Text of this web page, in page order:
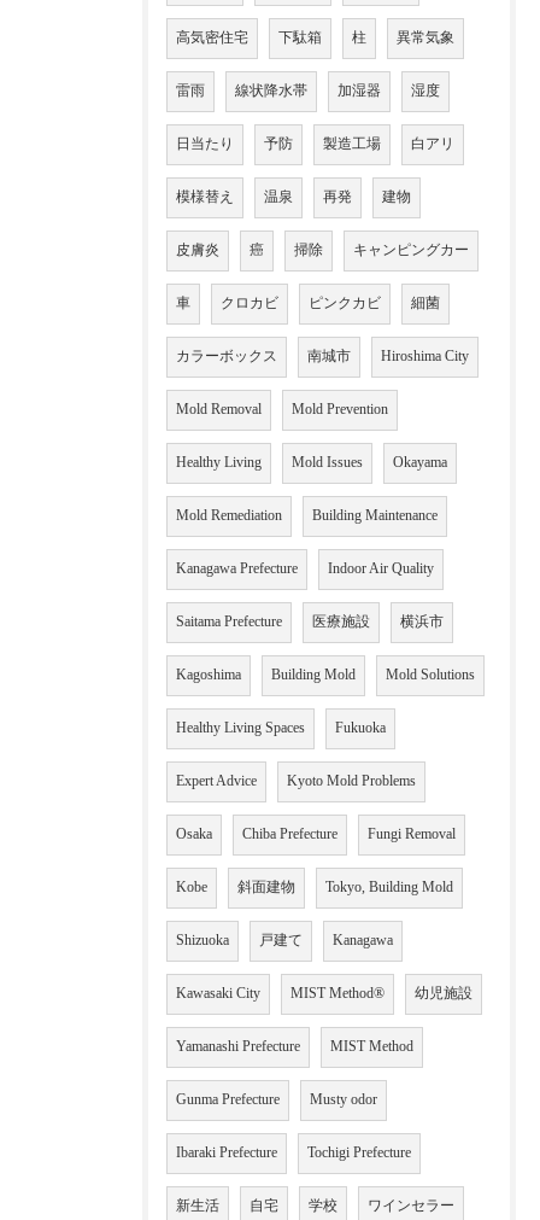
高気密住宅 下駄箱 柱 異常気象
雷雨 線状降水帯 加湿器 湿度
日当たり 予防 製造工場 白アリ
模様替え 温泉 再発 建物
皮膚炎 癌 掃除 キャンピングカー
車 クロカビ ピンクカビ 細菌
カラーボックス 南城市 Hiroshima City
Mold Removal Mold Prevention
Healthy Living Mold Issues Okayama
Mold Remediation Building Maintenance
Kanagawa Prefecture Indoor Air Quality
Saitama Prefecture 医療施設 横浜市
Kagoshima Building Mold Mold Solutions
Healthy Living Spaces Fukuoka
Expert Advice Kyoto Mold Problems
Osaka Chiba Prefecture Fungi Removal
Kobe 斜面建物 Tokyo, Building Mold
Shizuoka 戸建て Kanagawa
Kawasaki City MIST Method® 幼児施設
Yamanashi Prefecture MIST Method
Gunma Prefecture Musty odor
Ibaraki Prefecture Tochigi Prefecture
新生活 自宅 学校 ワインセラー